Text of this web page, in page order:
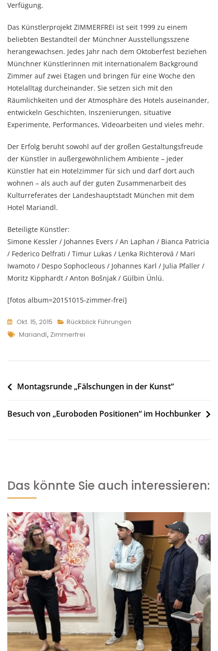
Verfügung.
Das Künstlerprojekt ZIMMERFREI ist seit 1999 zu einem
beliebten Bestandteil der Münchner Ausstellungsszene
herangewachsen. Jedes Jahr nach dem Oktoberfest beziehen
Münchner KünstlerInnen mit internationalem Background
Zimmer auf zwei Etagen und bringen für eine Woche den
Hotelalltag durcheinander. Sie setzen sich mit den
Räumlichkeiten und der Atmosphäre des Hotels auseinander,
entwickeln Geschichten, Inszenierungen, situative
Experimente, Performances, Videoarbeiten und vieles mehr.
Der Erfolg beruht sowohl auf der großen Gestaltungsfreude
der Künstler in außergewöhnlichem Ambiente – jeder
Künstler hat ein Hotelzimmer für sich und darf dort auch
wohnen – als auch auf der guten Zusammenarbeit des
Kulturreferates der Landeshauptstadt München mit dem
Hotel Mariandl.
Beteiligte Künstler:
Simone Kessler / Johannes Evers / An Laphan / Bianca Patricia
/ Federico Delfrati / Timur Lukas / Lenka Richterová / Mari
Iwamoto / Despo Sophocleous / Johannes Karl / Julia Pfaller /
Moritz Kipphardt / Anton Bošnjak / Gülbin Ünlü.
[fotos album=20151015-zimmer-frei]
Okt. 15, 2015
Rückblick Führungen
Tags
Mariandl, Zimmerfrei
Beitragsnavigation
Montagsrunde „Fälschungen in der Kunst“
Besuch von „Euroboden Positionen“ im Hochbunker
Das könnte Sie auch interessieren: